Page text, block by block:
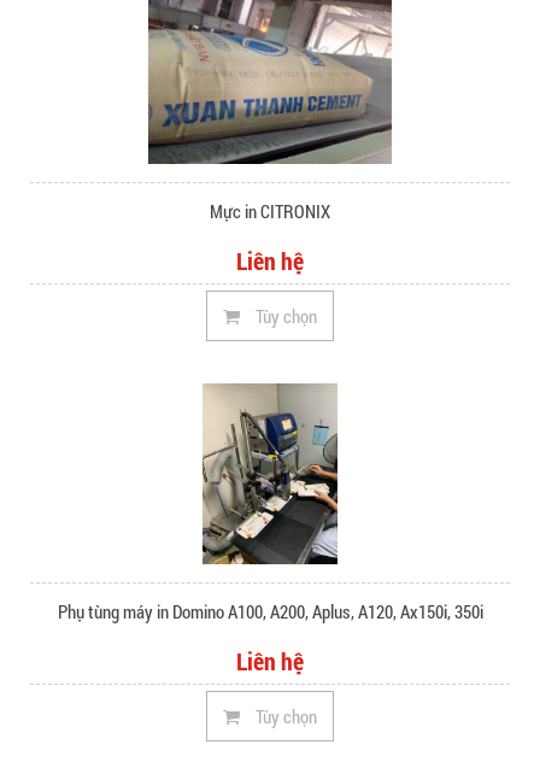
Mực in CITRONIX
Liên hệ
Tùy chọn
Phụ tùng máy in Domino A100, A200, Aplus, A120, Ax150i, 350i
Liên hệ
Tùy chọn